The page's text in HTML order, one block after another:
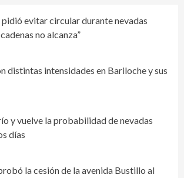
evitar circular durante nevadas
no alcanza”
distintas intensidades en Bariloche y sus
y vuelve la probabilidad de nevadas
días
la cesión de la avenida Bustillo al